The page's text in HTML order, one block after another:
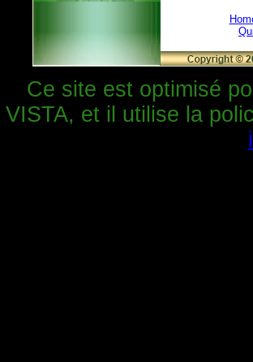
Ce site est optimisé
VISTA, et il utilise la